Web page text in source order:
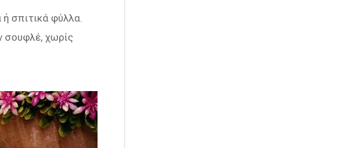
σπιτικά φύλλα.
σουφλέ, χωρίς